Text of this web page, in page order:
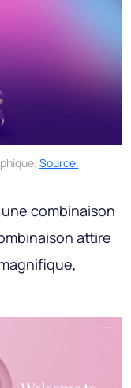
Source.
combinaison
attire